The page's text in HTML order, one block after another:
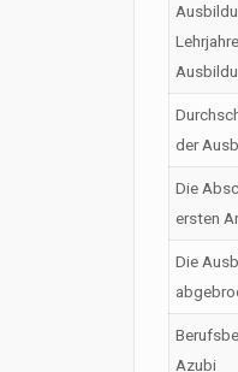
der
Die
ersten
Die
Azubi